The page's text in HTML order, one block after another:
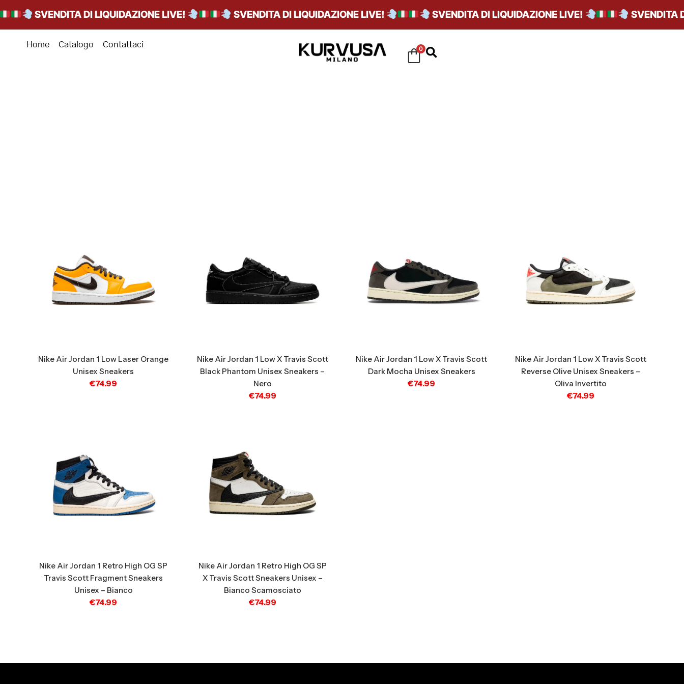
SVENDITA DI LIQUIDAZIONE LIVE! SVENDITA DI LIQUIDAZIONE LIVE! SVENDITA DI LIQUIDAZIONE LIVE! SVENDITA DI
Home Catalogo Contattaci 0
Nike Air Jordan 1 Low Laser Orange
Unisex Sneakers
€74.99
Nike Air Jordan 1 Low X Travis Scott
Black Phantom Unisex Sneakers –
Nero
€74.99
Nike Air Jordan 1 Low X Travis Scott
Dark Mocha Unisex Sneakers
€74.99
Nike Air Jordan 1 Low X Travis Scott
Reverse Olive Unisex Sneakers –
Oliva Invertito
€74.99
Nike Air Jordan 1 Retro High OG SP
Travis Scott Fragment Sneakers
Unisex – Bianco
€74.99
Nike Air Jordan 1 Retro High OG SP
X Travis Scott Sneakers Unisex –
Bianco Scamosciato
€74.99